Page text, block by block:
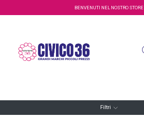
Salta al contenuto principaleBENVENUTI NEL NOSTRO STORE
Filtri